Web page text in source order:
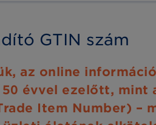
GTIN szám
az online
évvel ezelőtt, mint
Item Number) –